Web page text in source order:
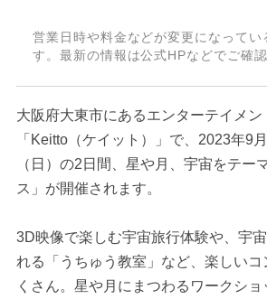
営業日時や料金などが変更になってい
す。最新の情報は公式HPなどでご確認
大阪府大東市にあるエンターテイメン
「Keitto（ケイット）」で、2023年9
（日）の2日間、星や月、宇宙をテー
ス」が開催されます。
3D映像で楽しむ宇宙旅行体験や、宇
れる「うちゅう教室」など、楽しい
くさん。星や月にまつわるワークシ